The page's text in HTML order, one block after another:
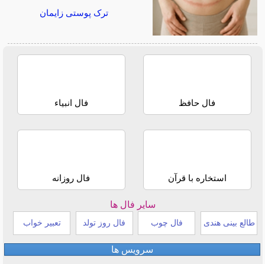
ترک پوستی زایمان
فال حافظ فال انبیاء
استخاره با قرآن فال روزانه
سایر فال ها
طالع بینی هندی فال چوب فال روز تولد تعبیر خواب
سرویس ها